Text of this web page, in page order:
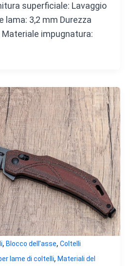
superficiale: Lavaggio
lama: 3,2 mm Durezza
Materiale impugnatura:
, Blocco dell'asse, Coltelli
lame di coltelli, Materiali del